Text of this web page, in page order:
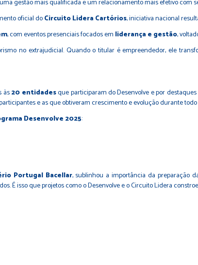
gestão mais qualificada e um relacionamento mais efetivo com
oficial doCircuito Lidera Cartórios, iniciativa nacional
, com eventos presenciais focados em liderança e gestão,
no extrajudicial. Quando o titular é empreendedor, ele
às20 entidadesque participaram do Desenvolve e por
e as que obtiveram crescimento e evolução durante
Desenvolve 2025:
Portugal Bacellar, sublinhou a importância da preparação
É isso que projetos como o Desenvolve e o Circuito Lidera